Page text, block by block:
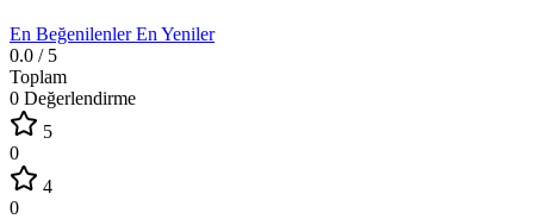
En BeğenilenlerEn Yeniler
0.0 / 5
Toplam
0 Değerlendirme
5
0
4
0